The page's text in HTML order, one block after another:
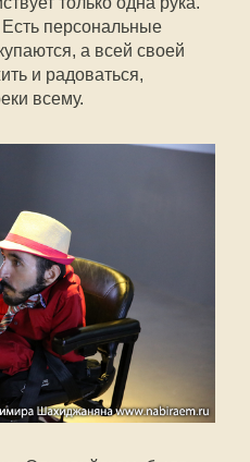
персональные
а всей своей
и радоваться,
всему.